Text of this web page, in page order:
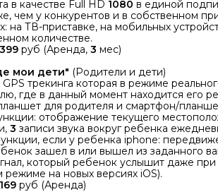
в качестве Full HD 1080 в единой
чем у конкурентов и в собственном
на ТВ-приставке, на мобильных
количестве.
399 руб (Аренда, 3 мес)
мои дети" (Родители и дети)
трекинга которая в режиме
где в данный момент находится его
для родителя и смартфон/
отображение текущего
3 записи звука вокруг ребенка
если у ребенка iphone:
зашел в или вышел из заданного
который ребенок услышит даже
режиме на новых версиях iOS).
169 руб (Аренда)